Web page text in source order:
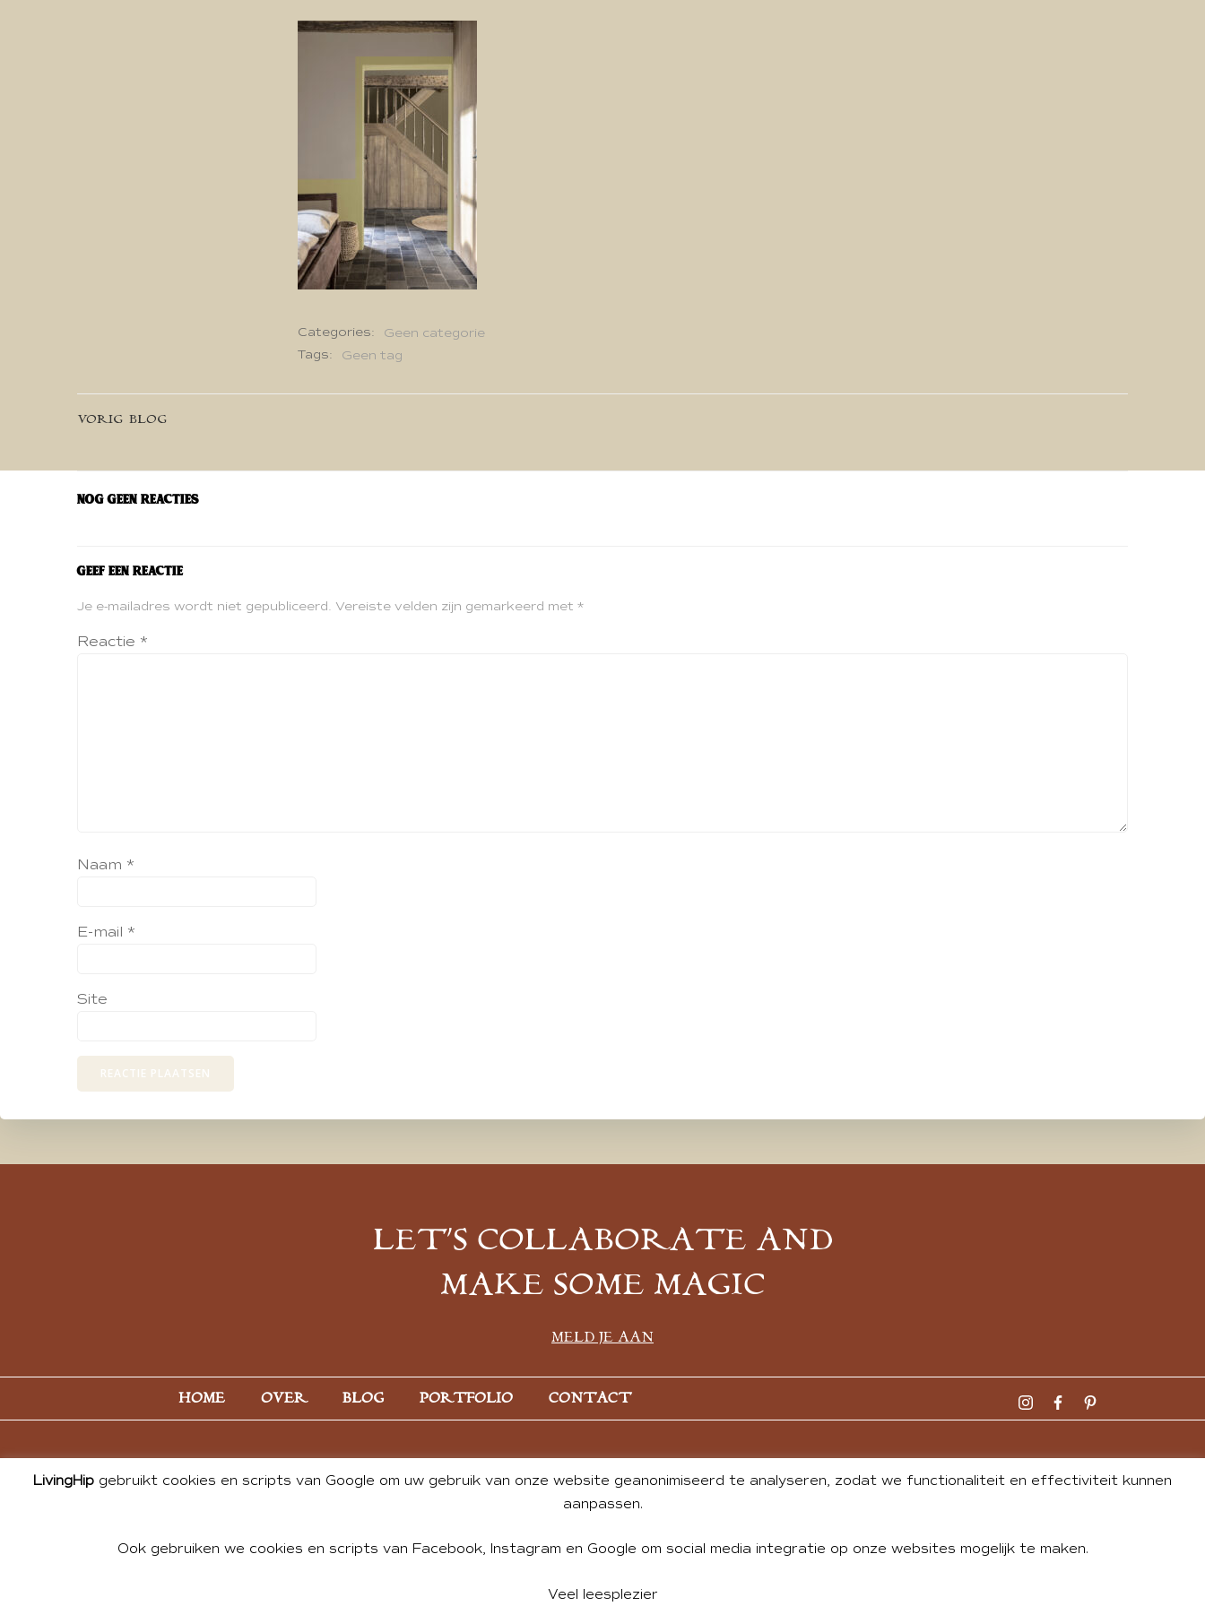
Categories:
Geen categorie
Tags:
Geen tag
Bericht
navigatie
VORIG BLOG
Nog geen reacties
Geef een reactie
Je e-mailadres wordt niet gepubliceerd. Vereiste velden zijn gemarkeerd met *
Reactie *
Naam *
E-mail *
Site
LET’S COLLABORATE AND
MAKE SOME MAGIC
MELD JE AAN
HOME OVER BLOG PORTFOLIO CONTACT
LivingHip gebruikt cookies en scripts van Google om uw gebruik van onze website geanonimiseerd te analyseren, zodat we functionaliteit en effectiviteit kunnen
aanpassen.
Ook gebruiken we cookies en scripts van Facebook, Instagram en Google om social media integratie op onze websites mogelijk te maken.
Veel leesplezier